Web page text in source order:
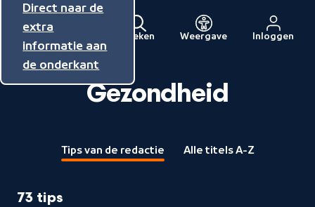
Direct naar de
inhoud
Direct naar de
hoofdnavigatie
Direct naar de
extra
informatie aan
de onderkant
Menu
Naar
de
beginpagina
Zoeken Weergave Inloggen
Gezondheid
Tips van de redactie Alle titels A-Z
73 tips